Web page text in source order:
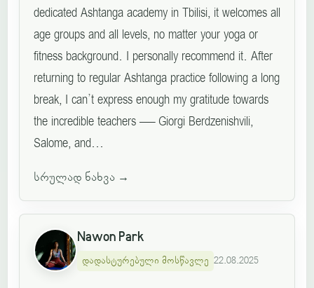
dedicated Ashtanga academy in Tbilisi, it welcomes all
age groups and all levels, no matter your yoga or
fitness background. I personally recommend it. After
returning to regular Ashtanga practice following a long
break, I can’t express enough my gratitude towards
the incredible teachers — Giorgi Berdzenishvili,
Salome, and...
სრულად ნახვა →
Nawon Park
დადასტურებული მოსწავლე 22.08.2025